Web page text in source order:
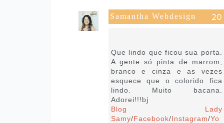
Samantha Webdesign
Que lindo que ficou sua porta.
A gente só pinta de marrom,
branco e cinza e as vezes
esquece que o colorido fica
lindo. Muito bacana.
Adorei!!!bj
Blog Lady
Samy/Facebook/Instagram/Yo